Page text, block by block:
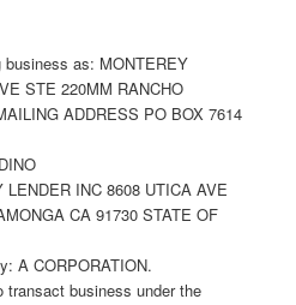
as: MONTEREY
STE 220MM RANCHO
ADDRESS PO BOX 7614
INC 8608 UTICA AVE
CA 91730 STATE OF
A CORPORATION.
transact business under the